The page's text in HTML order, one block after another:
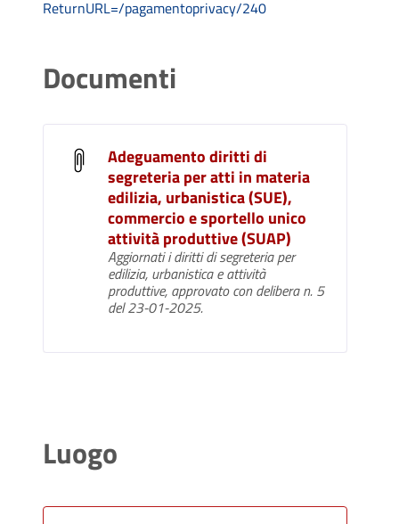
ReturnURL=/pagamentoprivacy/240
Documenti
Adeguamento diritti di
segreteria per atti in materia
edilizia, urbanistica (SUE),
commercio e sportello unico
attività produttive (SUAP)
Aggiornati i diritti di segreteria per
edilizia, urbanistica e attività
produttive, approvato con delibera n. 5
del 23-01-2025.
Luogo